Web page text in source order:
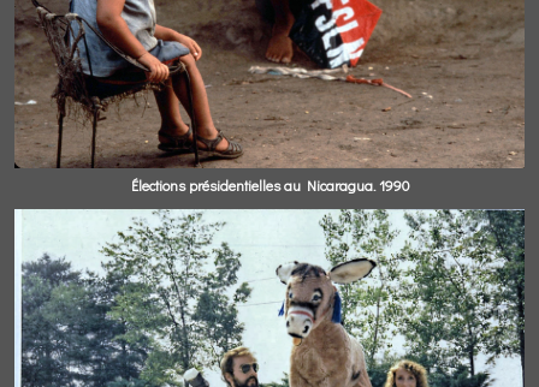
Élections présidentielles au Nicaragua. 1990